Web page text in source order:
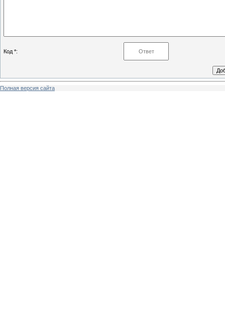
Код *:
Полная версия сайта